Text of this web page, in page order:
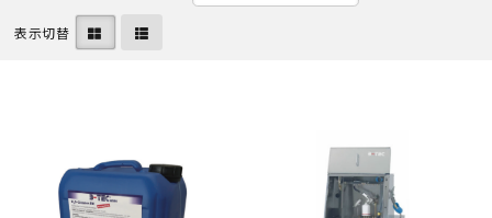
カテゴリから選ぶ
表示切替